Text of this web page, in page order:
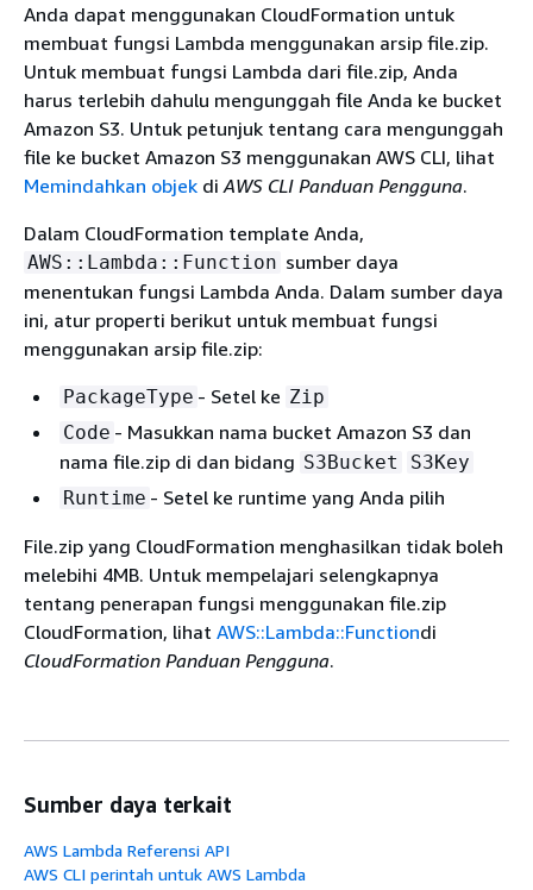
Anda dapat menggunakan CloudFormation untuk
membuat fungsi Lambda menggunakan arsip file.zip.
Untuk membuat fungsi Lambda dari file.zip, Anda
harus terlebih dahulu mengunggah file Anda ke bucket
Amazon S3. Untuk petunjuk tentang cara mengunggah
file ke bucket Amazon S3 menggunakan AWS CLI, lihat
Memindahkan objek di AWS CLI Panduan Pengguna.
Dalam CloudFormation template Anda,
AWS::Lambda::Function sumber daya
menentukan fungsi Lambda Anda. Dalam sumber daya
ini, atur properti berikut untuk membuat fungsi
menggunakan arsip file.zip:
PackageType - Setel ke Zip
Code - Masukkan nama bucket Amazon S3 dan
nama file.zip di dan bidang S3Bucket
S3Key
Runtime - Setel ke runtime yang Anda pilih
File.zip yang CloudFormation menghasilkan tidak boleh
melebihi 4MB. Untuk mempelajari selengkapnya
tentang penerapan fungsi menggunakan file.zip
CloudFormation, lihat AWS::Lambda::Functiondi
CloudFormation Panduan Pengguna.
Sumber daya terkait
AWS Lambda Referensi API
AWS CLI perintah untuk AWS Lambda